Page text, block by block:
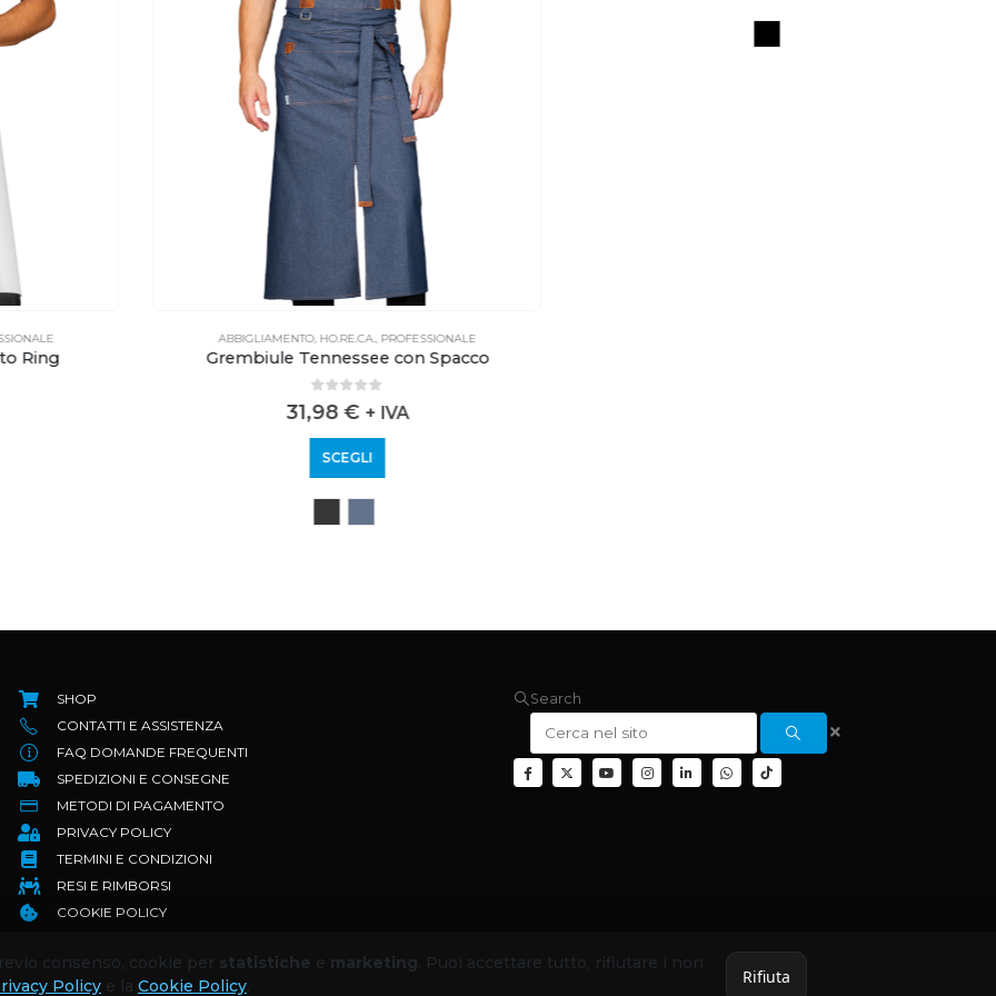
,HO.RE.CA.,PROFESSIONALE
Grembiule Tennessee con Spacco
out of 5
+ IVA
SHOP
CONTATTI E ASSISTENZA
FAQ DOMANDE FREQUENTI
SPEDIZIONI E CONSEGNE
METODI DI PAGAMENTO
PRIVACY POLICY
TERMINI E CONDIZIONI
RESI E RIMBORSI
COOKIE POLICY
Search
consenso, cookie per statistiche e marketing. Puoi accettare tutto, rifiutare i non
Policy e la Cookie Policy. Rifiuta